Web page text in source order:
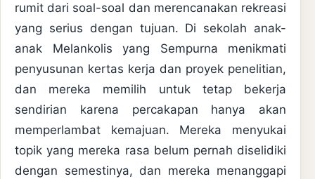
rumit dari soal-soal dan merencanakan rekreasi
yang serius dengan tujuan. Di sekolah anak-
anak Melankolis yang Sempurna menikmati
penyusunan kertas kerja dan proyek penelitian,
dan mereka memilih untuk tetap bekerja
sendirian karena percakapan hanya akan
memperlambat kemajuan. Mereka menyukai
topik yang mereka rasa belum pernah diselidiki
dengan semestinya, dan mereka menanggapi